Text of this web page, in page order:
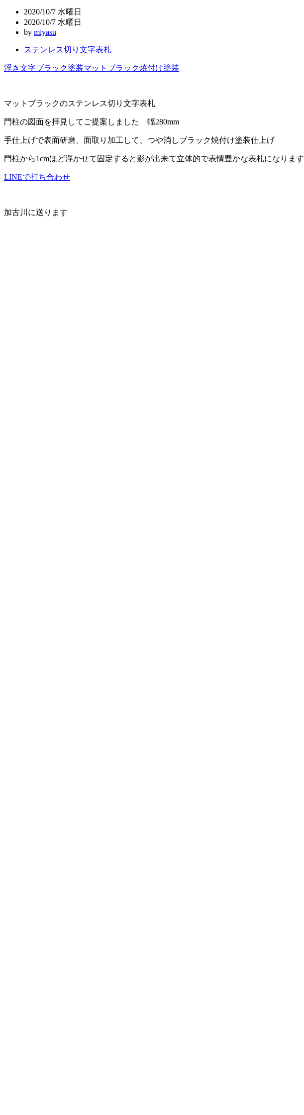
ョ
2020/10/7 水曜日
2020/10/7 水曜日
by miyasu
ステンレス切り文字表札
浮き文字ブラック塗装マットブラック焼付け塗装
マットブラックのステンレス切り文字表札
門柱の図面を拝見してご提案しました 幅280mm
手仕上げで表面研磨、面取り加工して、つや消しブラック焼付け塗装仕上げ
門柱から1cmほど浮かせて固定すると影が出来て立体的で表情豊かな表札になります
LINEで打ち合わせ
加古川に送ります